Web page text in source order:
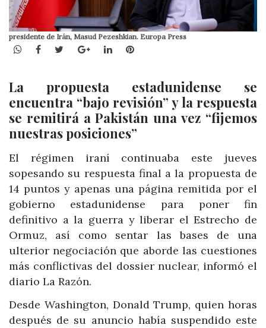
presidente de Irán, Masud Pezeshkian. Europa Press
WhatsApp
Facebook
TwitterGoogle+LinkedInPinterest
La propuesta estadunidense se
encuentra “bajo revisión” y la respuesta
se remitirá a Pakistán una vez “fijemos
nuestras posiciones”
El régimen iraní continuaba este jueves
sopesando su respuesta final a la propuesta de
14 puntos y apenas una página remitida por el
gobierno estadunidense para poner fin
definitivo a la guerra y liberar el Estrecho de
Ormuz, así como sentar las bases de una
ulterior negociación que aborde las cuestiones
más conflictivas del dossier nuclear, informó el
diario La Razón.
Desde Washington, Donald Trump, quien horas
después de su anuncio había suspendido este